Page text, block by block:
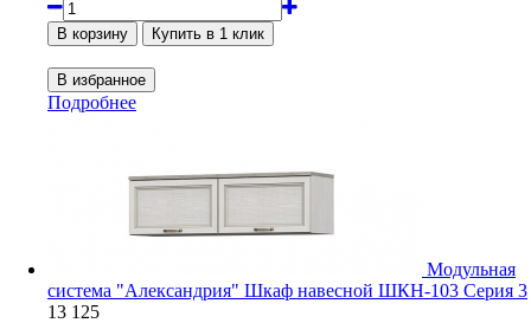
Подробнее
Модульная
система "Александрия" Шкаф навесной ШКН-103 Серия 3
13 125